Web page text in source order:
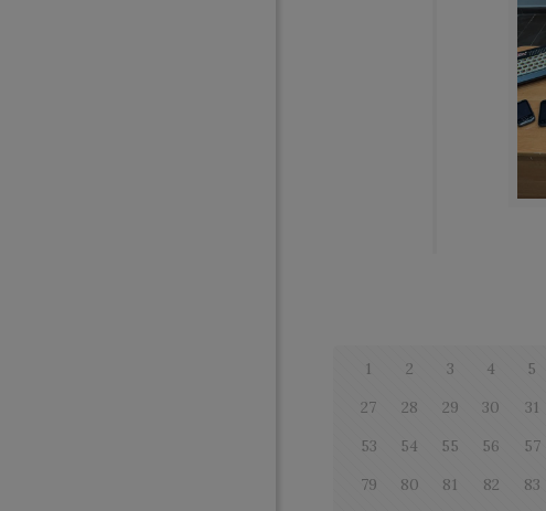
1 2 3 4 5
27
28 29 30 31
53
54 55 56 57
79
80 81 82 83